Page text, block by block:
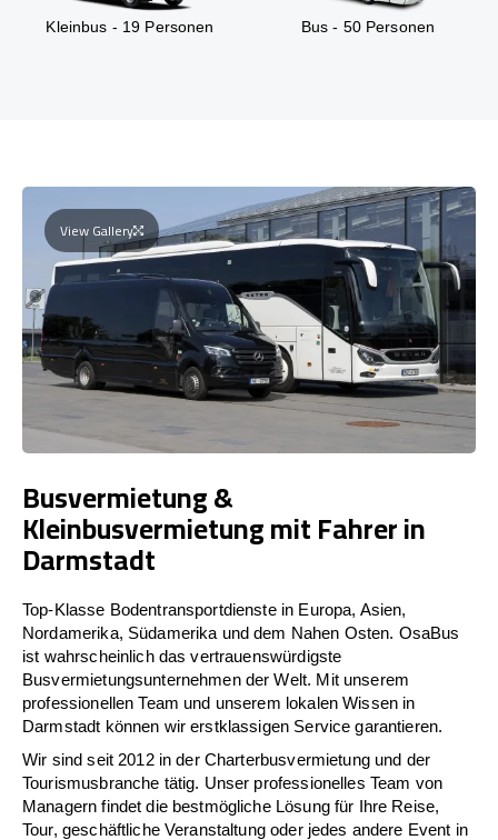
Kleinbus - 19 Personen Bus - 50 Personen
View Gallery
Busvermietung &
Kleinbusvermietung mit Fahrer in
Darmstadt
Top-Klasse Bodentransportdienste in Europa, Asien,
Nordamerika, Südamerika und dem Nahen Osten. OsaBus
ist wahrscheinlich das vertrauenswürdigste
Busvermietungsunternehmen der Welt. Mit unserem
professionellen Team und unserem lokalen Wissen in
Darmstadt können wir erstklassigen Service garantieren.
Wir sind seit 2012 in der Charterbusvermietung und der
Tourismusbranche tätig. Unser professionelles Team von
Managern findet die bestmögliche Lösung für Ihre Reise,
Tour, geschäftliche Veranstaltung oder jedes andere Event in